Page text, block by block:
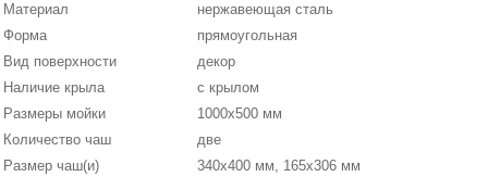
Материал
нержавеющая сталь
Форма
прямоугольная
Вид поверхности
декор
Наличие крыла
с крылом
Размеры мойки
1000х500 мм
Количество чаш
две
Размер чаш(и)
340х400 мм, 165х306 мм